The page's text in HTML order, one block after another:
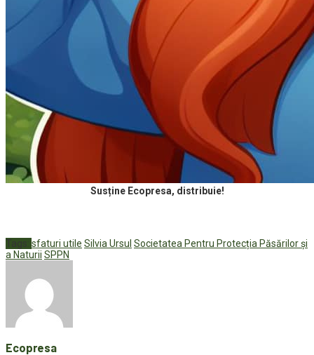
Susține Ecopresa, distribuie!
Tags: sfaturi utile Silvia Ursul Societatea Pentru Protecția Păsărilor și
a Naturii SPPN
Ecopresa